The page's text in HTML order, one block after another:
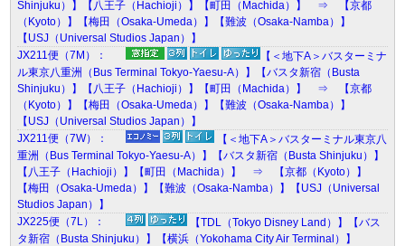
Shinjuku）】【八王子（Hachioji）】【町田（Machida）】 ⇒ 【京都
（Kyoto）】【梅田（Osaka-Umeda）】【難波（Osaka-Namba）】
【USJ（Universal Studios Japan）】
JX211便（7M）：
【＜地下A＞バスターミナ
ル東京八重洲（Bus Terminal Tokyo-Yaesu-A）】【バスタ新宿（Busta
Shinjuku）】【八王子（Hachioji）】【町田（Machida）】 ⇒ 【京都
（Kyoto）】【梅田（Osaka-Umeda）】【難波（Osaka-Namba）】
【USJ（Universal Studios Japan）】
JX211便（7W）：
【＜地下A＞バスターミナル東京八
重洲（Bus Terminal Tokyo-Yaesu-A）】【バスタ新宿（Busta Shinjuku）】
【八王子（Hachioji）】【町田（Machida）】 ⇒ 【京都（Kyoto）】
【梅田（Osaka-Umeda）】【難波（Osaka-Namba）】【USJ（Universal
Studios Japan）】
JX225便（7L）：
【TDL（Tokyo Disney Land）】【バス
タ新宿（Busta Shinjuku）】【横浜（Yokohama City Air Terminal）】